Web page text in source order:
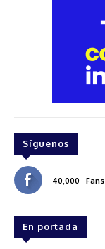
Síguenos
40,000 Fans
En portada